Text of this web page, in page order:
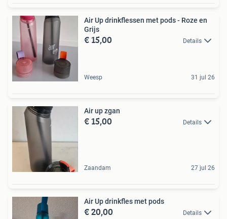
Air Up drinkflessen met pods - Roze en
Grijs
€ 15,00 Details
Weesp 31 jul 26
Air up zgan
€ 15,00 Details
Zaandam 27 jul 26
Air Up drinkfles met pods
€ 20,00 Details